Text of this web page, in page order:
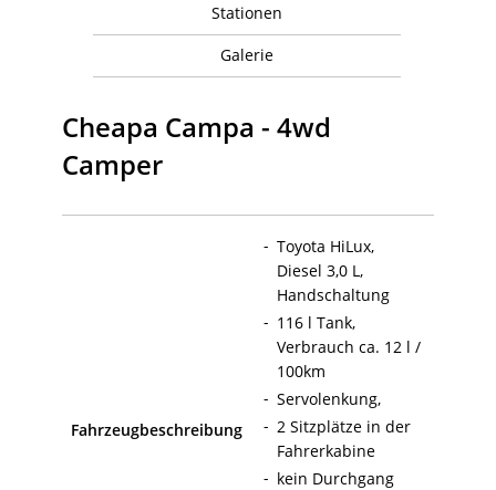
Stationen
Galerie
Cheapa Campa - 4wd
Camper
Fahrzeugbeschreibung
Toyota HiLux,
Diesel 3,0 L,
Handschaltung
116 l Tank,
Verbrauch ca. 12 l /
100km
Servolenkung,
2 Sitzplätze in der
Fahrerkabine
kein Durchgang